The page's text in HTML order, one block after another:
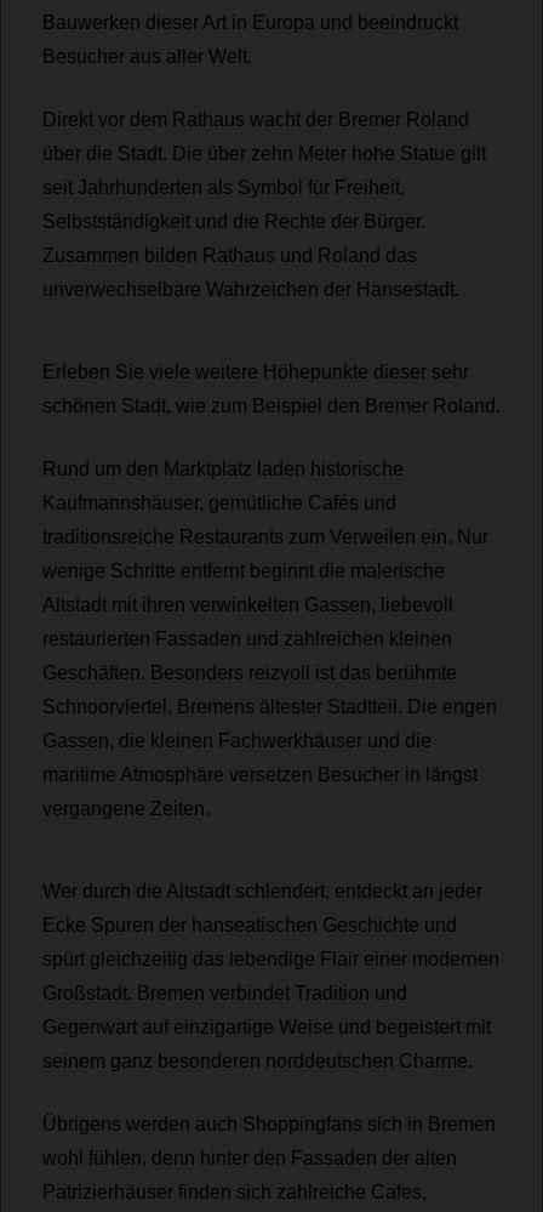
Bauwerken dieser Art in Europa und beeindruckt
Besucher aus aller Welt.
Direkt vor dem Rathaus wacht der Bremer Roland
über die Stadt. Die über zehn Meter hohe Statue gilt
seit Jahrhunderten als Symbol für Freiheit,
Selbstständigkeit und die Rechte der Bürger.
Zusammen bilden Rathaus und Roland das
unverwechselbare Wahrzeichen der Hansestadt.
Erleben Sie viele weitere Höhepunkte dieser sehr
schönen Stadt, wie zum Beispiel den Bremer Roland.
Rund um den Marktplatz laden historische
Kaufmannshäuser, gemütliche Cafés und
traditionsreiche Restaurants zum Verweilen ein. Nur
wenige Schritte entfernt beginnt die malerische
Altstadt mit ihren verwinkelten Gassen, liebevoll
restaurierten Fassaden und zahlreichen kleinen
Geschäften. Besonders reizvoll ist das berühmte
Schnoorviertel, Bremens ältester Stadtteil. Die engen
Gassen, die kleinen Fachwerkhäuser und die
maritime Atmosphäre versetzen Besucher in längst
vergangene Zeiten.
Wer durch die Altstadt schlendert, entdeckt an jeder
Ecke Spuren der hanseatischen Geschichte und
spürt gleichzeitig das lebendige Flair einer modernen
Großstadt. Bremen verbindet Tradition und
Gegenwart auf einzigartige Weise und begeistert mit
seinem ganz besonderen norddeutschen Charme.
Übrigens werden auch Shoppingfans sich in Bremen
wohl fühlen, denn hinter den Fassaden der alten
Patrizierhäuser finden sich zahlreiche Cafes,